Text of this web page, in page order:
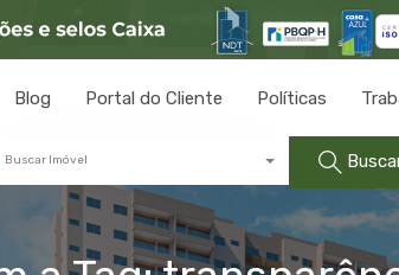
Blog Portal do Cliente Políticas
Buscar Imóvel